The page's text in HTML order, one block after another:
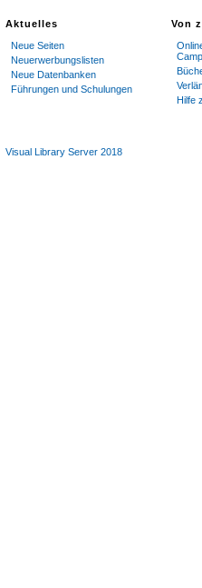
Aktuelles
Neue Seiten
Neuerwerbungslisten
Neue Datenbanken
Führungen und Schulungen
Von
Hilfe
Visual Library Server 2018